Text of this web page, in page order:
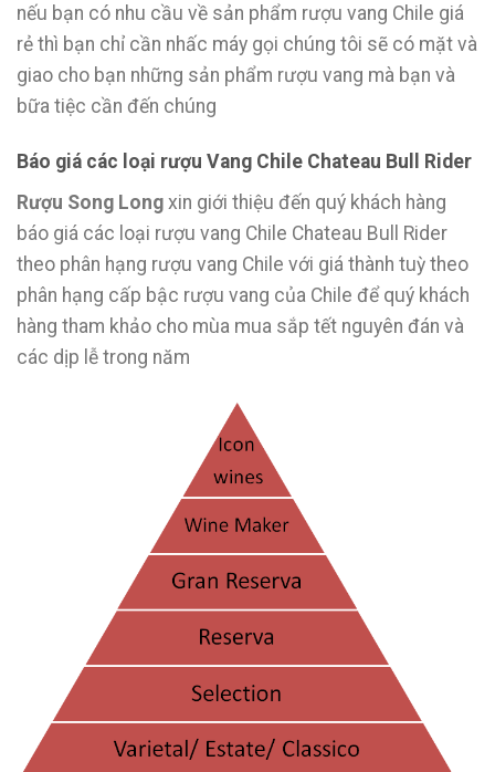
nếu bạn có nhu cầu về sản phẩm rượu vang Chile giá
rẻ thì bạn chỉ cần nhấc máy gọi chúng tôi sẽ có mặt và
giao cho bạn những sản phẩm rượu vang mà bạn và
bữa tiệc cần đến chúng
Báo giá các loại rượu Vang Chile Chateau Bull Rider
Rượu Song Long xin giới thiệu đến quý khách hàng
báo giá các loại rượu vang Chile Chateau Bull Rider
theo phân hạng rượu vang Chile với giá thành tuỳ theo
phân hạng cấp bậc rượu vang của Chile để quý khách
hàng tham khảo cho mùa mua sắp tết nguyên đán và
các dịp lễ trong năm